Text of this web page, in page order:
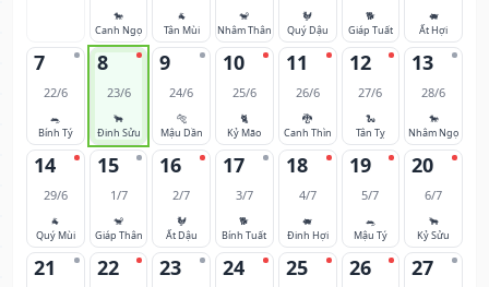
🐎
Canh Ngọ
🐐
Tân Mùi
🐒
Nhâm Thân
🐓
Quý Dậu
🐕
Giáp Tuất
🐖
Ất Hợi
7
22/6
🐀
Bính Tý
8
23/6
🐂
Đinh Sửu
9
24/6
🐅
Mậu Dần
10
25/6
🐈
Kỷ Mão
11
26/6
🐉
Canh Thìn
12
27/6
🐍
Tân Tỵ
13
28/6
🐎
Nhâm Ngọ
14
29/6
🐐
Quý Mùi
15
1/7
🐒
Giáp Thân
16
2/7
🐓
Ất Dậu
17
3/7
🐕
Bính Tuất
18
4/7
🐖
Đinh Hợi
19
5/7
🐀
Mậu Tý
20
6/7
🐂
Kỷ Sửu
21 22 23 24 25 26 27